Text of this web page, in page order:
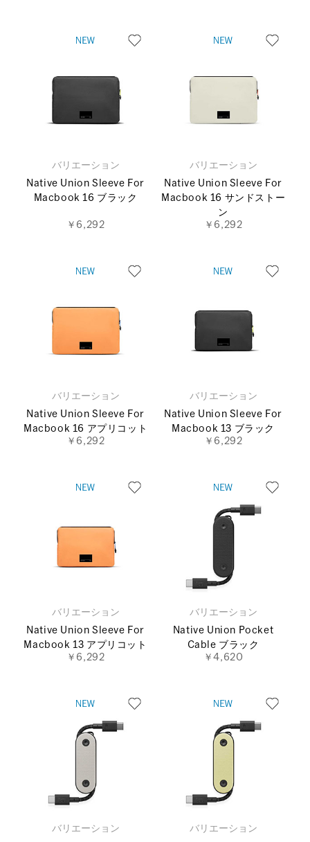
バリエーション
Native Union Sleeve For
Macbook 16 ブラック
￥6,292
バリエーション
Native Union Sleeve For
Macbook 16 サンドストー
ン
￥6,292
バリエーション
Native Union Sleeve For
Macbook 16 アプリコット
￥6,292
バリエーション
Native Union Sleeve For
Macbook 13 ブラック
￥6,292
バリエーション
Native Union Sleeve For
Macbook 13 アプリコット
￥6,292
バリエーション
Native Union Pocket
Cable ブラック
￥4,620
バリエーション
バリエーション